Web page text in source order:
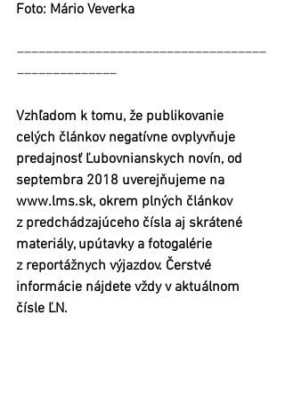
Foto: Mário Veverka
–––––––––––––––––––––––––––––––––––
––––––––––––––
Vzhľadom k tomu, že publikovanie
celých článkov negatívne ovplyvňuje
predajnosť Ľubovnianskych novín, od
septembra 2018 uverejňujeme na
www.lms.sk, okrem plných článkov
z predchádzajúceho čísla aj skrátené
materiály, upútavky a fotogalérie
z reportážnych výjazdov. Čerstvé
informácie nájdete vždy v aktuálnom
čísle ĽN.